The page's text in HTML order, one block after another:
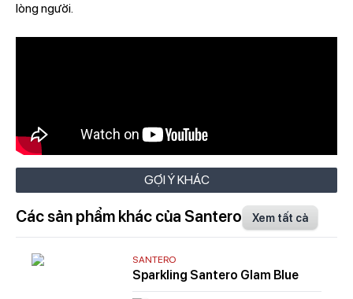
lòng người.
GỢI Ý KHÁC
Các sản phẩm khác của Santero Xem tất cả
SANTERO
Sparkling Santero Glam Blue